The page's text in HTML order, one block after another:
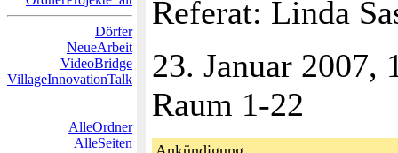
Dörfer
NeueArbeit
VideoBridge
VillageInnovationTalk
AlleOrdner
AlleSeiten
Referat: Linda
23. Januar 2007,
Raum 1-22